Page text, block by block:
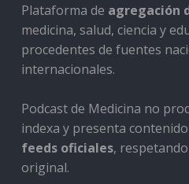
Plataforma de agregación
medicina, salud, ciencia y
procedentes de fuentes
internacionales.
Podcast de Medicina no
indexa y presenta
feeds oficiales,
original.